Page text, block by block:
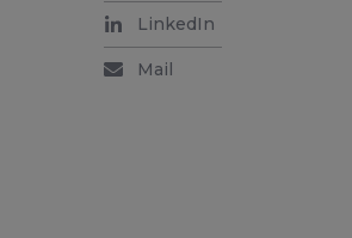
LinkedIn
Mail